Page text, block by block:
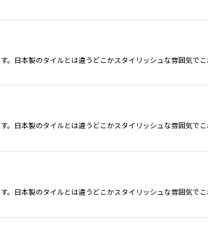
。日本製のタイルとは違うどこかスタイリッシュな雰囲気で
。日本製のタイルとは違うどこかスタイリッシュな雰囲気で
。日本製のタイルとは違うどこかスタイリッシュな雰囲気で